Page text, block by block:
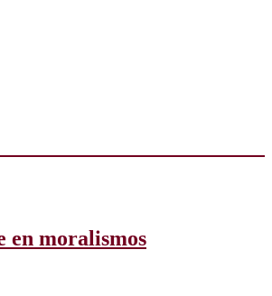
en moralismos